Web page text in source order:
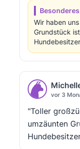
Wir haben
Grundstück
vor 3
"Toller
umzäunten